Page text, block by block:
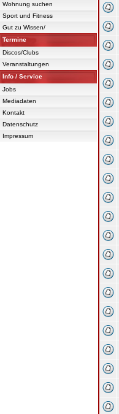
Wohnung suchen
Sport und Fitness
Gut zu Wissen/
Termine
Discos/Clubs
Veranstaltungen
Info / Service
Jobs
Mediadaten
Kontakt
Datenschutz
Impressum